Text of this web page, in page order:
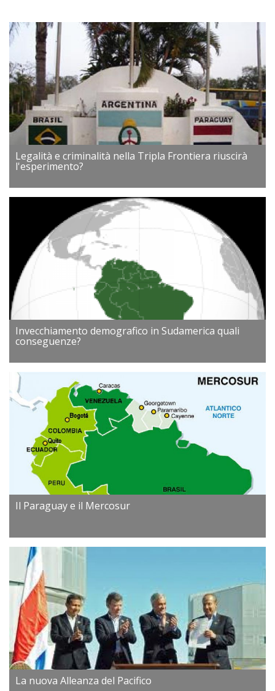
Legalità e criminalità nella Tripla Frontiera riuscirà
l'esperimento?
Invecchiamento demografico in Sudamerica quali
conseguenze?
Il Paraguay e il Mercosur
La nuova Alleanza del Pacifico